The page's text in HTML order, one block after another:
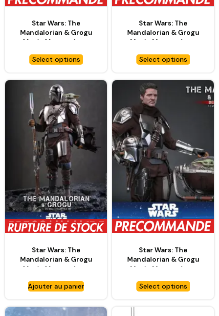
Star Wars: The
Mandalorian & Grogu
Movie Masterpiece
Remnant Stormtrooper
Select options
Star Wars: The
Mandalorian & Grogu
Movie Masterpiece
Remnant Stormtrooper
TOYS
Select options
Star Wars: The
Mandalorian & Grogu
Movie Masterpiece
Mandalorian and Grogu
Ajouter au panier
Star Wars: The
Mandalorian & Grogu
Movie Masterpiece
Mandalorian and Grogu
Select options